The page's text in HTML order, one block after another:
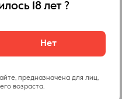
18 лет ?
Нет
предназначена для лиц,
возраста.